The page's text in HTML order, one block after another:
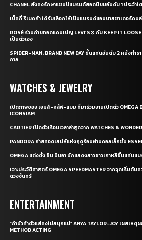
CHANEL ยังคงรักษาแชมป์แบรนด์ยอดนิยมอันดับ 1 ประจำ
เบ็คกี้ รีเบคก้า ได้รับเลือกให้เป็นแบรนด์แอมบาสซาเดอร์คน
ROSÉ ร่วมถ่ายทอดแคมเปญ LEVI’S® กับ KEEP IT
เป็นตัวเอง
SPIDER-MAN: BRAND NEW DAY ขึ้นแท่นอันดับ 2 หนังทำ
กาล
WATCHES & JEWELRY
เปิดภาพของ เจมส์-กลัฟ-แบม ที่มาร่วมงานเปิดตัว OMEGA
ICONSIAM
CARTIER เปิดตัวเรือนเวลาล่าสุดจาก WATCHES &
PANDORA ถ่ายทอดเสน่ห์แห่งฤดูร้อนผ่านคอลเล็กชั่น
OMEGA แต่งตั้ง ชิน มินอา นักแสดงสาวชาวเกาหลีขึ้นแท่นแ
เจาะประวัติศาสตร์ OMEGA SPEEDMASTER จากจุดเริ่มต้
ดวงจันทร์
ENTERTAINMENT
“ถ้ามัวทำตัวแย่คงไม่สนุกแน่” ANYA TAYLOR-JOY เผยเ
METHOD ACTING